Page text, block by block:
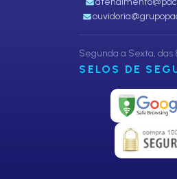
Segunda a Sexta, das
SELOS DE